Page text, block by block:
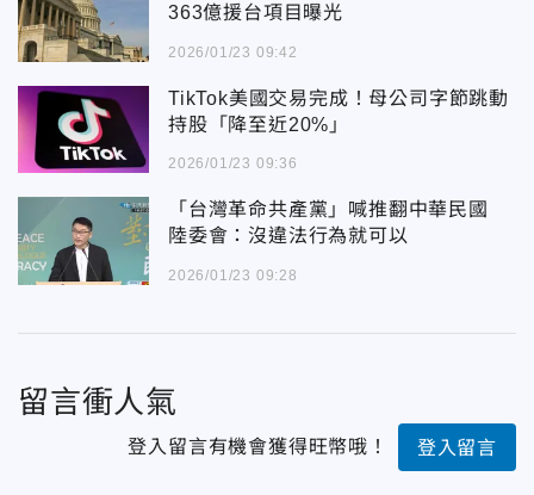
363億援台項目曝光
2026/01/23 09:42
TikTok美國交易完成！母公司字節跳動
持股「降至近20%」
2026/01/23 09:36
「台灣革命共產黨」喊推翻中華民國
陸委會：沒違法行為就可以
2026/01/23 09:28
留言衝人氣
登入留言有機會獲得旺幣哦！ 登入留言